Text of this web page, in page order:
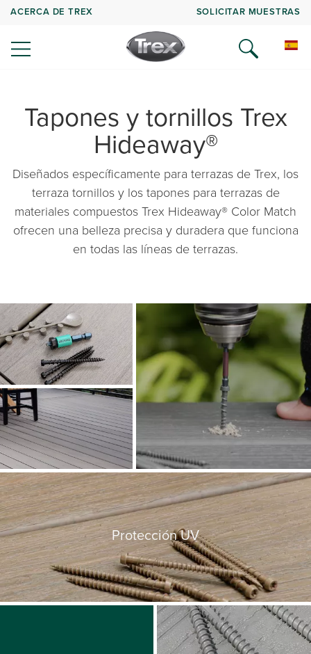
ACERCA DE TREX SOLICITAR MUESTRAS
Tapones y tornillos Trex
Hideaway®
Diseñados específicamente para terrazas de Trex, los
terraza tornillos y los tapones para terrazas de
materiales compuestos Trex Hideaway® Color Match
ofrecen una belleza precisa y duradera que funciona
en todas las líneas de terrazas.
Protección UV